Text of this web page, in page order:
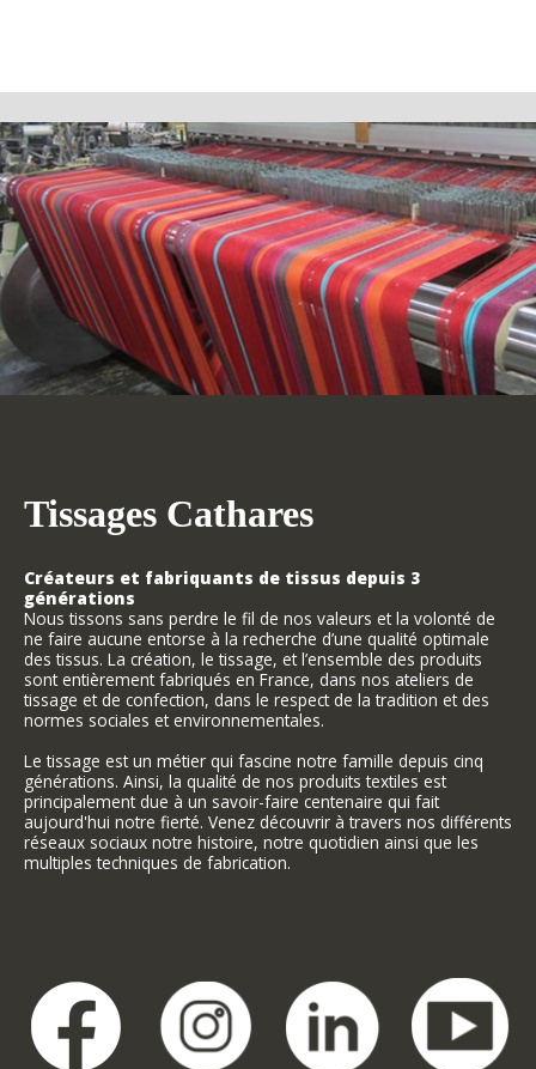
Tissages Cathares
Créateurs et fabriquants de tissus depuis 3
générations
Nous tissons sans perdre le fil de nos valeurs et la volonté de
ne faire aucune entorse à la recherche d’une qualité optimale
des tissus. La création, le tissage, et l’ensemble des produits
sont entièrement fabriqués en France, dans nos ateliers de
tissage et de confection, dans le respect de la tradition et des
normes sociales et environnementales.
Le tissage est un métier qui fascine notre famille depuis cinq
générations. Ainsi, la qualité de nos produits textiles est
principalement due à un savoir-faire centenaire qui fait
aujourd'hui notre fierté. Venez découvrir à travers nos différents
réseaux sociaux notre histoire, notre quotidien ainsi que les
multiples techniques de fabrication.